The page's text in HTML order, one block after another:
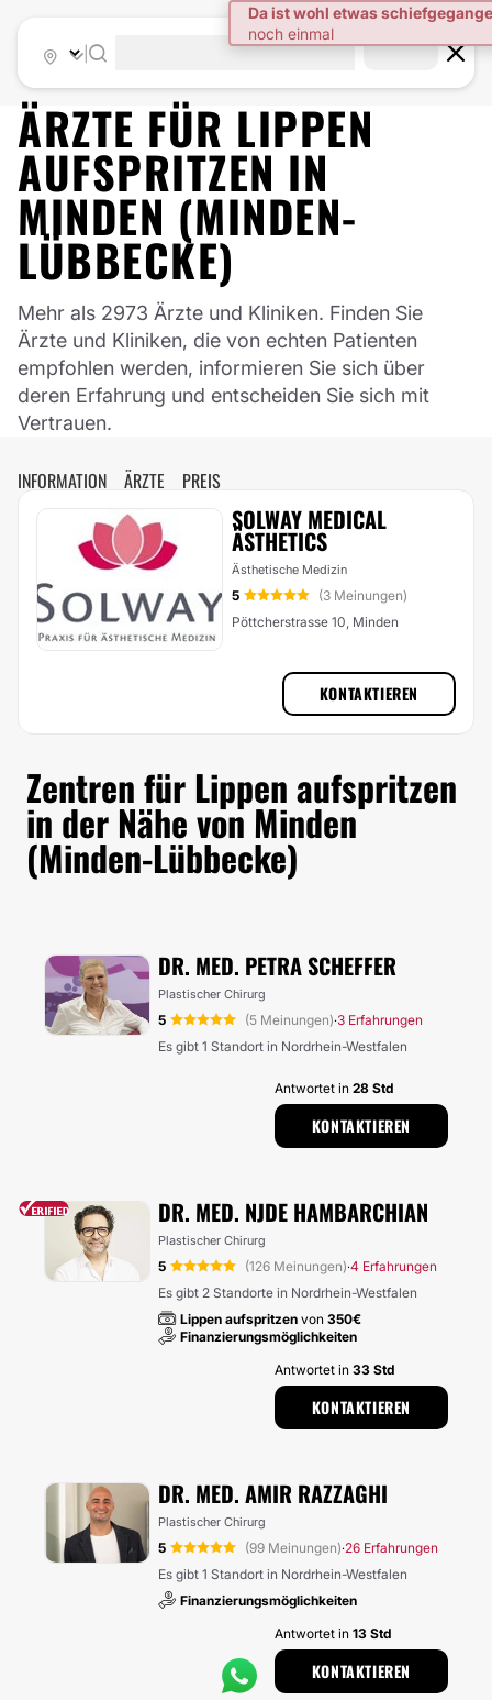
ÄRZTE FÜR LIPPEN
AUFSPRITZEN IN
MINDEN (MINDEN-
LÜBBECKE)
Mehr als 2973 Ärzte und Kliniken. Finden Sie
Ärzte und Kliniken, die von echten Patienten
empfohlen werden, informieren Sie sich über
deren Erfahrung und entscheiden Sie sich mit
Vertrauen.
INFORMATION ÄRZTE PREIS
SOLWAY MEDICAL
ÄSTHETICS
Ästhetische Medizin
5
(3 Meinungen)
Pöttcherstrasse 10, Minden
KONTAKTIEREN
Zentren für Lippen aufspritzen
in der Nähe von Minden
(Minden-Lübbecke)
DR. MED. PETRA SCHEFFER
Plastischer Chirurg
5 (5 Meinungen)·3 Erfahrungen
Es gibt 1 Standort in Nordrhein-Westfalen
Antwortet in 28 Std
KONTAKTIEREN
DR. MED. NJDE HAMBARCHIAN
Plastischer Chirurg
5 (126 Meinungen)·4 Erfahrungen
Es gibt 2 Standorte in Nordrhein-Westfalen
Lippen aufspritzen von 350€
Finanzierungsmöglichkeiten
Antwortet in 33 Std
KONTAKTIEREN
DR. MED. AMIR RAZZAGHI
Plastischer Chirurg
5 (99 Meinungen)·26 Erfahrungen
Es gibt 1 Standort in Nordrhein-Westfalen
Finanzierungsmöglichkeiten
Antwortet in 13 Std
KONTAKTIEREN